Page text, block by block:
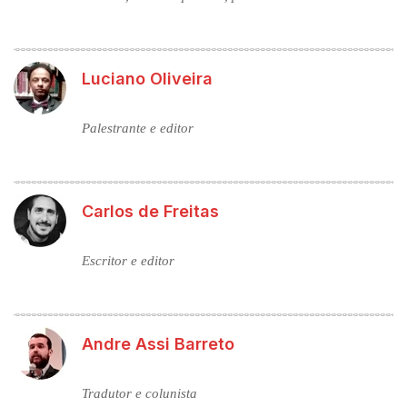
Luciano Oliveira
Palestrante e editor
Carlos de Freitas
Escritor e editor
Andre Assi Barreto
Tradutor e colunista